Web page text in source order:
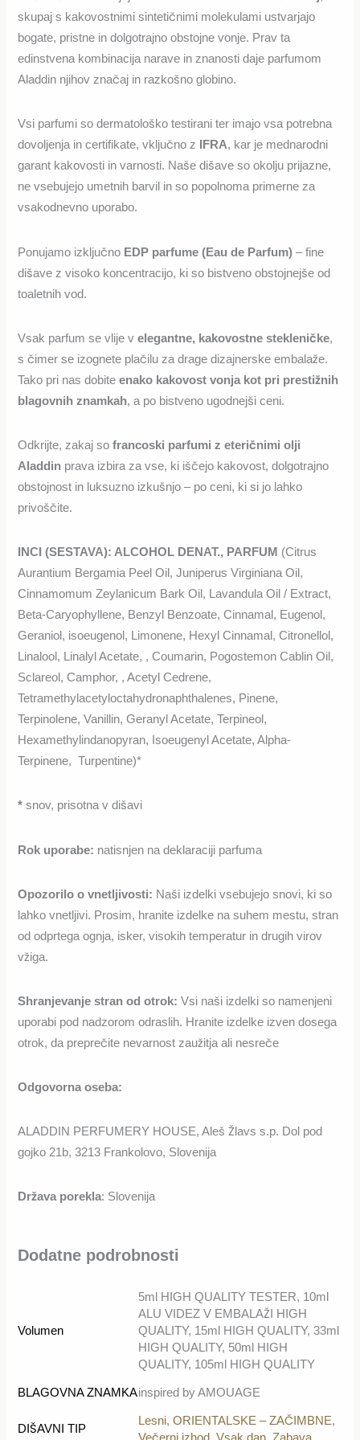
skupaj s kakovostnimi sintetičnimi molekulami ustvarjajo
bogate, pristne in dolgotrajno obstojne vonje. Prav ta
edinstvena kombinacija narave in znanosti daje parfumom
Aladdin njihov značaj in razkošno globino.
Vsi parfumi so dermatološko testirani ter imajo vsa potrebna
dovoljenja in certifikate, vključno z
IFRA, kar je mednarodni
garant kakovosti in varnosti. Naše dišave so okolju prijazne,
ne vsebujejo umetnih barvil in so popolnoma primerne za
vsakodnevno uporabo.
Ponujamo izključno EDP parfume (Eau de Parfum) – fine
dišave z visoko koncentracijo, ki so bistveno obstojnejše od
toaletnih vod.
Vsak parfum se vlije velegantne, kakovostne stekleničke,
s čimer se izognete plačilu za drage dizajnerske embalaže.
Tako pri nas dobiteenako kakovost vonja kot pri prestižnih
blagovnih znamkah, a po bistveno ugodnejši ceni.
Odkrijte, zakaj sofrancoski parfumi z eteričnimi olji
Aladdin prava izbira za vse, ki iščejo kakovost, dolgotrajno
obstojnost in luksuzno izkušnjo – po ceni, ki si jo lahko
privoščite.
INCI (SESTAVA): ALCOHOL DENAT., PARFUM (Citrus
Aurantium Bergamia Peel Oil, Juniperus Virginiana Oil,
Cinnamomum Zeylanicum Bark Oil, Lavandula Oil / Extract,
Beta-Caryophyllene, Benzyl Benzoate, Cinnamal, Eugenol,
Geraniol, isoeugenol, Limonene, Hexyl Cinnamal, Citronellol,
Linalool, Linalyl Acetate, , Coumarin, Pogostemon Cablin Oil,
Sclareol, Camphor, , Acetyl Cedrene,
Tetramethylacetyloctahydronaphthalenes, Pinene,
Terpinolene, Vanillin, Geranyl Acetate, Terpineol,
Hexamethylindanopyran, Isoeugenyl Acetate, Alpha-
Terpinene, Turpentine)*
* snov, prisotna v dišavi
Rok uporabe: natisnjen na deklaraciji parfuma
Opozorilo o vnetljivosti: Naši izdelki vsebujejo snovi, ki so
lahko vnetljivi. Prosim, hranite izdelke na suhem mestu, stran
od odprtega ognja, isker, visokih temperatur in drugih virov
vžiga.
Shranjevanje stran od otrok: Vsi naši izdelki so namenjeni
uporabi pod nadzorom odraslih. Hranite izdelke izven dosega
otrok, da preprečite nevarnost zaužitja ali nesreče
Odgovorna oseba:
ALADDIN PERFUMERY HOUSE, Aleš Žlavs s.p. Dol pod
gojko 21b, 3213 Frankolovo, Slovenija
Država porekla: Slovenija
Dodatne podrobnosti
Volumen
5ml HIGH QUALITY TESTER, 10ml
ALU VIDEZ V EMBALAŽI HIGH
QUALITY, 15ml HIGH QUALITY, 33ml
HIGH QUALITY, 50ml HIGH
QUALITY, 105ml HIGH QUALITY
BLAGOVNA ZNAMKAinspired by AMOUAGE
DIŠAVNI TIP
Lesni,ORIENTALSKE – ZAČIMBNE,